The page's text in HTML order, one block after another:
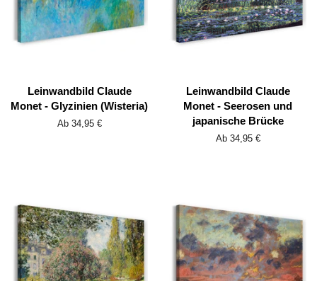
Leinwandbild Claude
Monet - Glyzinien (Wisteria)
Ab 34,95 €
Leinwandbild Claude
Monet - Seerosen und
japanische Brücke
Ab 34,95 €